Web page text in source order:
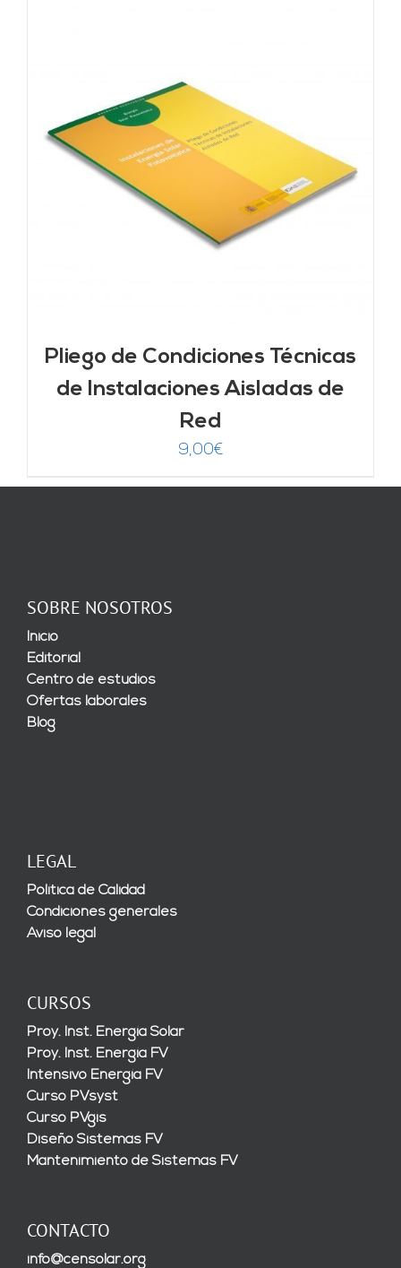
Pliego de Condiciones Técnicas
de Instalaciones Aisladas de
Red
9,00€
SOBRE NOSOTROS
Inicio
Editorial
Centro de estudios
Ofertas laborales
Blog
LEGAL
Política de Calidad
Condiciones generales
Aviso legal
CURSOS
Proy. Inst. Energía Solar
Proy. Inst. Energía FV
Intensivo Energía FV
Curso PVsyst
Curso PVgis
Diseño Sistemas FV
Mantenimiento de Sistemas FV
CONTACTO
info@censolar.org